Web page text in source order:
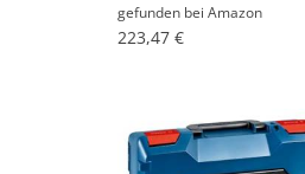
gefunden bei Amazon
223,47 €